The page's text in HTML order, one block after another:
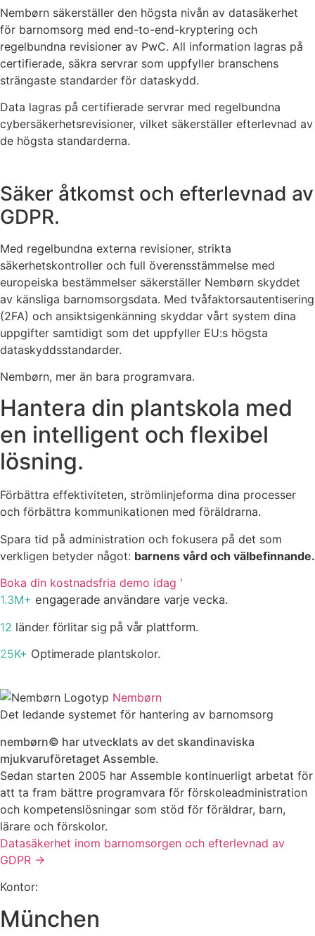
Nembørn säkerställer den högsta nivån av datasäkerhet
för barnomsorg med end-to-end-kryptering och
regelbundna revisioner av PwC. All information lagras på
certifierade, säkra servrar som uppfyller branschens
strängaste standarder för dataskydd.
Data lagras på certifierade servrar med regelbundna
cybersäkerhetsrevisioner, vilket säkerställer efterlevnad av
de högsta standarderna.
Säker åtkomst och efterlevnad av
GDPR.
Med regelbundna externa revisioner, strikta
säkerhetskontroller och full överensstämmelse med
europeiska bestämmelser säkerställer Nembørn skyddet
av känsliga barnomsorgsdata. Med tvåfaktorsautentisering
(2FA) och ansiktsigenkänning skyddar vårt system dina
uppgifter samtidigt som det uppfyller EU:s högsta
dataskyddsstandarder.
Nembørn, mer än bara programvara.
Hantera din plantskola med
en intelligent och flexibel
lösning.
Förbättra effektiviteten, strömlinjeforma dina processer
och förbättra kommunikationen med föräldrarna.
Spara tid på administration och fokusera på det som
verkligen betyder något: barnens vård och välbefinnande.
Boka din kostnadsfria demo idag '
1.3M+ engagerade användare varje vecka.
12 länder förlitar sig på vår plattform.
25K+ Optimerade plantskolor.
Nembørn
Det ledande systemet för hantering av barnomsorg
nembørn© har utvecklats av det skandinaviska
mjukvaruföretaget Assemble.
Sedan starten 2005 har Assemble kontinuerligt arbetat för
att ta fram bättre programvara för förskoleadministration
och kompetenslösningar som stöd för föräldrar, barn,
lärare och förskolor.
Datasäkerhet inom barnomsorgen och efterlevnad av
GDPR →
Kontor:
München